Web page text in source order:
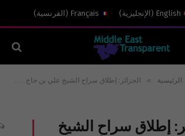
English
( الإنجليزية)
Français
( الفرنسية)
الرئيسية » الجزائر: إطلاق سراح الشيخ علي بن حاج.. وعدم أمانة النقل من قناة الجزيرة
إطلاق سراح الشيخ